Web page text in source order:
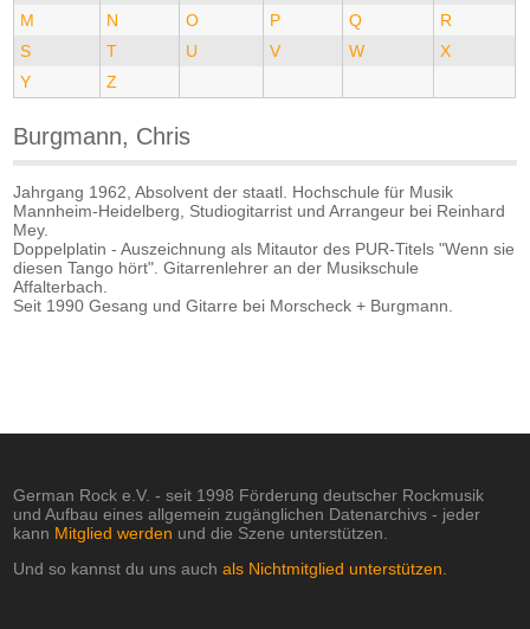
M
N O P Q
R
S
T U V W
X
Y
Z
Burgmann, Chris
Jahrgang 1962, Absolvent der staatl. Hochschule für Musik
Mannheim-Heidelberg, Studiogitarrist und Arrangeur bei Reinhard
Mey.
Doppelplatin - Auszeichnung als Mitautor des PUR-Titels "Wenn sie
diesen Tango hört". Gitarrenlehrer an der Musikschule
Affalterbach.
Seit 1990 Gesang und Gitarre bei Morscheck + Burgmann.
German Rock e.V. - seit 1998 Förderung deutscher Rockmusik
und Aufbau eines allgemein zugänglichen Datenarchivs - jeder
kann Mitglied werden und die Szene unterstützen.
Und so kannst du uns auchals Nichtmitglied unterstützen.